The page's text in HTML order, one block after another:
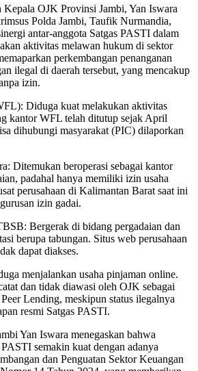
OJK Provinsi Jambi, Yan Iswara
Polda Jambi, Taufik Nurmandia,
antar-anggota Satgas PASTI dalam
aktivitas melawan hukum di sektor
perkembangan penanganan
ilegal di daerah tersebut, yang mencakup
izin.
Diduga kuat melakukan aktivitas
kantor WFL telah ditutup sejak April
dihubungi masyarakat (PIC) dilaporkan
Ditemukan beroperasi sebagai kantor
padahal hanya memiliki izin usaha
perusahaan di Kalimantan Barat saat ini
izin gadai.
Bergerak di bidang pergadaian dan
berupa tabungan. Situs web perusahaan
dapat diakses.
menjalankan usaha pinjaman online.
dan tidak diawasi oleh OJK sebagai
Lending, meskipun status ilegalnya
resmi Satgas PASTI.
Yan Iswara menegaskan bahwa
semakin kuat dengan adanya
dan Penguatan Sektor Keuangan